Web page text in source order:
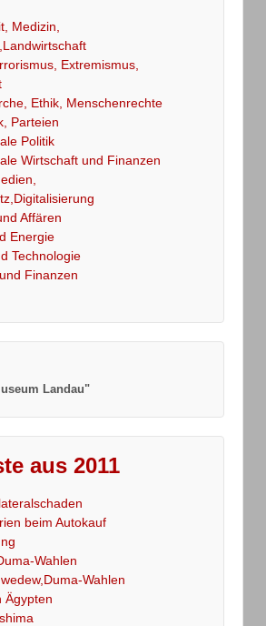
Medizin,
Extremismus,
Ethik, Menschenrechte
Parteien
Politik
Wirtschaft und Finanzen
Affären
Energie
Technologie
Finanzen
Landau"
aus 2011
beim Autokauf
Wahlen
Wahlen
Ägypten